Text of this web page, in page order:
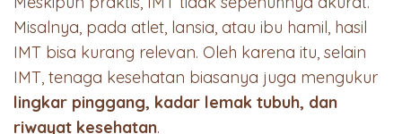
Misalnya, pada atlet, lansia, atau ibu hamil, hasil
IMT bisa kurang relevan. Oleh karena itu, selain
IMT, tenaga kesehatan biasanya juga mengukur
lingkar pinggang, kadar lemak tubuh, dan
riwayat kesehatan.